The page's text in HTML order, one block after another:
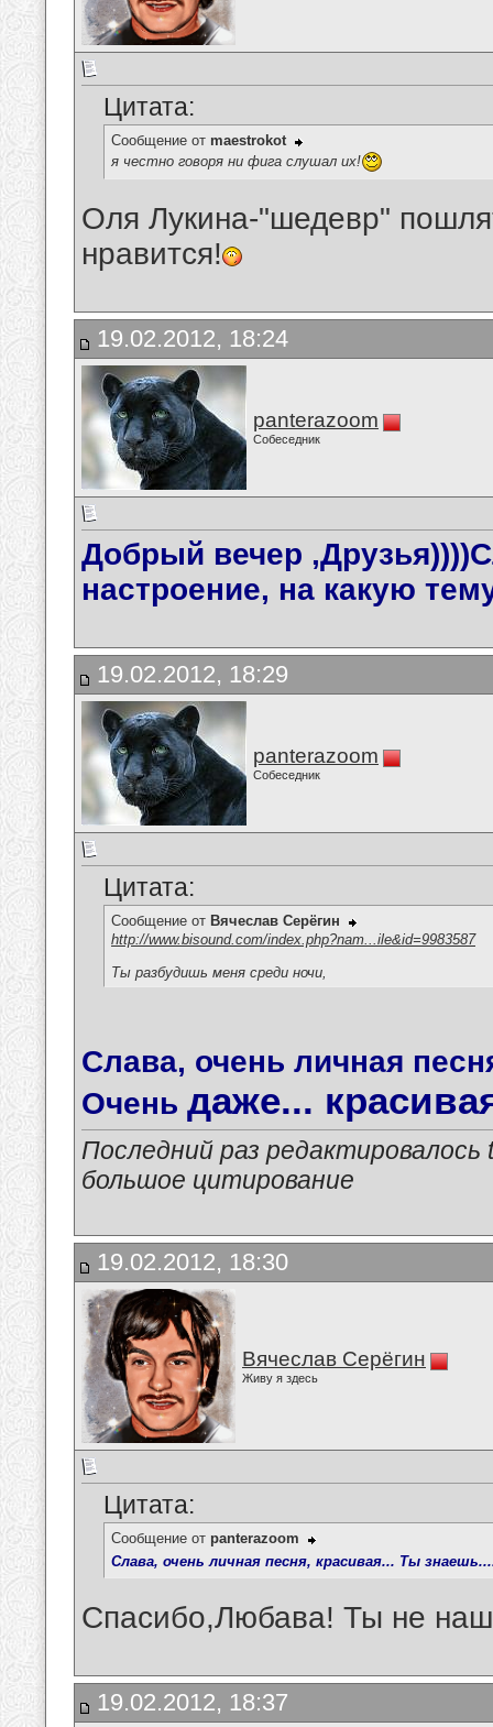
Цитата:
Сообщение от maestrokot
я честно говоря ни фига слушал их!
Оля Лукина-"шедевр"
нравится!
19.02.2012, 18:24
panterazoom
Собеседник
Добрый вечер
настроение, на какую
19.02.2012, 18:29
panterazoom
Собеседник
Цитата:
Сообщение от Вячеслав Серёгин
http://www.bisound.com/index.php?nam...ile&id=9983587
Ты разбудишь меня среди ночи,
Слава, очень личная
Очень даже...
Последний раз
большое цитирование
19.02.2012, 18:30
Вячеслав Серёгин
Живу я здесь
Цитата:
Сообщение от panterazoom
Слава, очень личная песня, красивая... Ты
Спасибо,Любава! Ты не
19.02.2012, 18:37